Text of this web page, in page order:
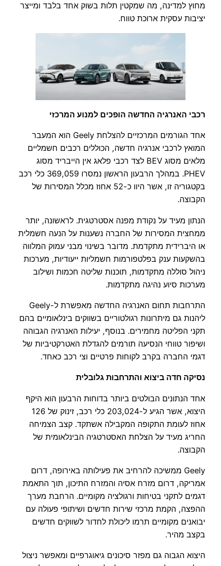
מחוץ למדינה, מה שמקטין תלות בשוק אחד בלבד ומייצר
יציבות עסקית ארוכת טווח.
רכבי האנרגיה החדשה הופכים למנוע המרכזי
אחד הגורמים המרכזיים להצלחת Geely הוא המעבר
המואץ לרכבי אנרגיה חדשה, הכוללים רכבים חשמליים
מלאים מסוג BEV לצד רכבי פלאג אין הייבריד מסוג
PHEV. במהלך הרבעון הראשון נמסרו 369,059 כלי רכב
בקטגוריה זו, אשר היוו כ-52 אחוז מכלל המסירות של
הקבוצה.
הנתון מעיד על נקודת מפנה אסטרטגית. לראשונה, יותר
ממחצית המסירות של החברה נשענות על הנעה חשמלית
או היברידית מתקדמת. מדובר בשינוי מבני עמוק המלווה
בהשקעות ענק בפלטפורמות חשמליות ייעודיות, מערכות
ניהול סוללה מתקדמות, תוכנות שליטה חכמות ושילוב
מערכות סיוע נהיגה מתקדמות.
התרחבות תחום האנרגיה החדשה מאפשרת ל-Geely
ליהנות גם מיתרונות רגולטוריים בשווקים בינלאומיים בהם
תקני הפליטה מחמירים. בנוסף, יעילות האנרגיה הגבוהה
ושיפור טווחי הנסיעה תורמים להגדלת האטרקטיביות של
דגמי החברה בקרב לקוחות פרטיים וצי רכב כאחד.
נסיקה חדה ביצוא והתרחבות גלובלית
אחד הנתונים הבולטים ביותר בדוחות הרבעון הוא היקף
היצוא, אשר הגיע ל-203,024 כלי רכב, זינוק של 126
אחוז לעומת התקופה המקבילה אשתקד. קצב הצמיחה
החריג מעיד על הצלחת האסטרטגיה הבינלאומית של
הקבוצה.
Geely ממשיכה להרחיב את פעילותה באירופה, דרום
אמריקה, דרום מזרח אסיה והמזרח התיכון, תוך התאמת
דגמים לתקני בטיחות ורגולציה מקומיים. הרחבת מערך
ההפצה, הקמת מרכזי שירות חדשים ושיתופי פעולה עם
יבואנים מקומיים תרמו ליכולת לחדור לשווקים חדשים
בקצב מהיר.
היצוא הגבוה גם מפזר סיכונים גיאוגרפיים ומאפשר ניצול